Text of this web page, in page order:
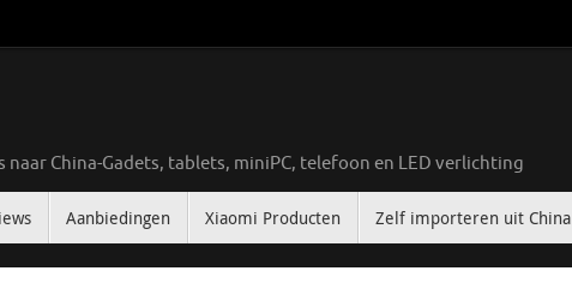
China-Gadets, tablets, miniPC, telefoon en LED verlichting
Aanbiedingen Xiaomi Producten Zelf importeren uit China